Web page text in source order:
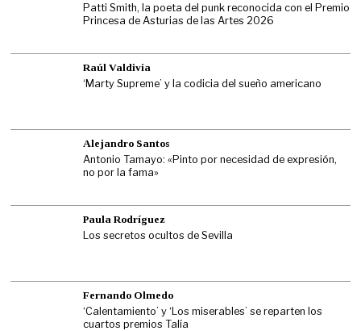
Patti Smith, la poeta del punk reconocida con el Premio
Princesa de Asturias de las Artes 2026
Raúl Valdivia
‘Marty Supreme’ y la codicia del sueño americano
Alejandro Santos
Antonio Tamayo: «Pinto por necesidad de expresión,
no por la fama»
Paula Rodríguez
Los secretos ocultos de Sevilla
Fernando Olmedo
‘Calentamiento’ y ‘Los miserables’ se reparten los
cuartos premios Talía